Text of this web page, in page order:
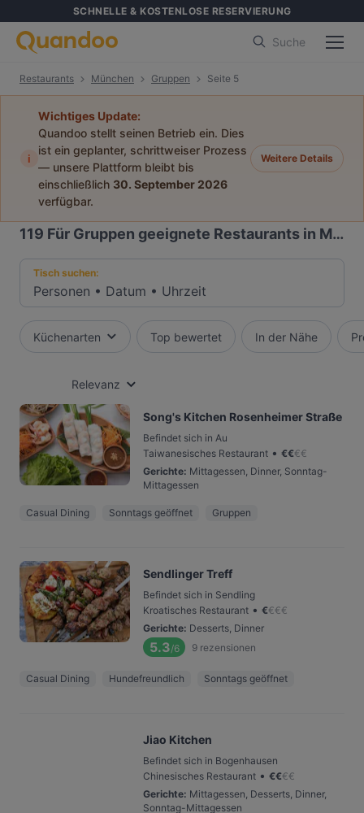
SCHNELLE & KOSTENLOSE RESERVIERUNG
Suche
Restaurants München Gruppen Seite 5
i
Wichtiges Update:
Quandoo stellt seinen Betrieb ein. Dies
ist ein geplanter, schrittweiser Prozess
— unsere Plattform bleibt bis
einschließlich 30. September 2026
verfügbar.
Weitere Details
119 Für Gruppen geeignete Restaurants in München
Tisch suchen:
Personen • Datum • Uhrzeit
Küchenarten Top bewertet In der Nähe
Relevanz
Song's Kitchen Rosenheimer Straße
Befindet sich in Au
Taiwanesisches Restaurant • €€€€
Gerichte: Mittagessen, Dinner, Sonntag-
Mittagessen
Casual Dining Sonntags geöffnet Gruppen
Sendlinger Treff
Befindet sich in Sendling
Kroatisches Restaurant • €€€€
Gerichte: Desserts, Dinner
5.3/6 9 rezensionen
Casual Dining Hundefreundlich Sonntags geöffnet
Jiao Kitchen
Befindet sich in Bogenhausen
Chinesisches Restaurant • €€€€
Gerichte: Mittagessen, Desserts, Dinner,
Sonntag-Mittagessen